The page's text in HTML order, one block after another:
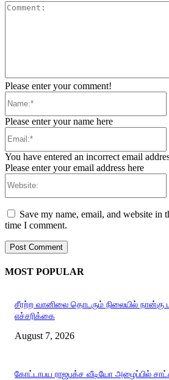
Please enter your comment!
Please enter your name here
You have entered an incorrect email
Please enter your email address here
Save my name, email, and website in
time I comment.
MOST POPULAR
சீரற்ற வானிலை தொடரும் நிலையில் நான்கு
எச்சரிக்கை
August 7, 2026
கோட்டாபய ராஜபக்ச வீடியோ அழைப்பில்